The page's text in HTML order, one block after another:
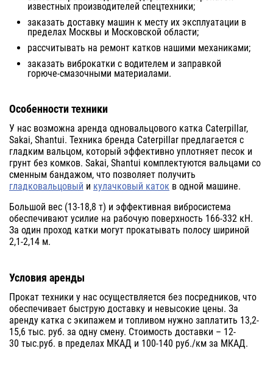
известных производителей спецтехники;
заказать доставку машин к месту их эксплуатации в
пределах Москвы и Московской области;
рассчитывать на ремонт катков нашими механиками;
заказать виброкатки с водителем и заправкой
горюче-смазочными материалами.
Особенности техники
У нас возможна аренда одновальцового катка Caterpillar,
Sakai, Shantui. Техника бренда Caterpillar предлагается с
гладким вальцом, который эффективно уплотняет песок и
грунт без комков. Sakai, Shantui комплектуются вальцами со
сменным бандажом, что позволяет получить
гладковальцовый и кулачковый каток в одной машине.
Большой вес (13-18,8 т) и эффективная вибросистема
обеспечивают усилие на рабочую поверхность 166-332 кН.
За один проход катки могут прокатывать полосу шириной
2,1-2,14 м.
Условия аренды
Прокат техники у нас осуществляется без посредников, что
обеспечивает быструю доставку и невысокие цены. За
аренду катка с экипажем и топливом нужно заплатить 13,2-
15,6 тыс. руб. за одну смену. Стоимость доставки – 12-
30 тыс.руб. в пределах МКАД и 100-140 руб./км за МКАД.